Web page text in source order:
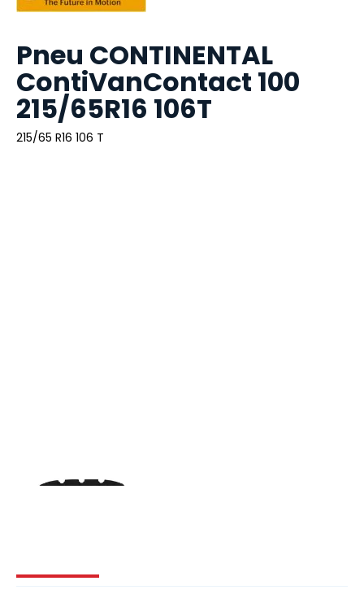
Pneu CONTINENTAL
ContiVanContact 100
215/65R16 106T
215/65 R16 106 T
Image 1 sur 3